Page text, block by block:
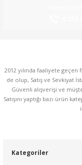
2012 yılında faaliyete
de olup, Satış ve Sevkiyat
Güvenli alışverişi ve
Satışını yaptığı bazı ürün
Kategoriler